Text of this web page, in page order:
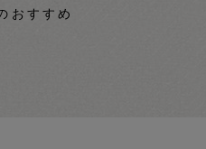
おすすめ